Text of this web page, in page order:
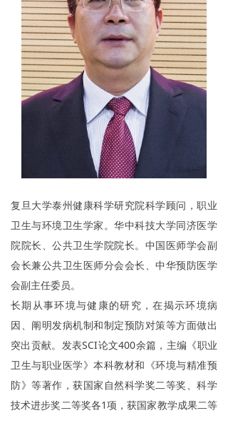
复旦大学泰州健康科学研究院科学顾问，职业
卫生与环境卫生学家。华中科技大学同济医学
院院长、公共卫生学院院长。中国医师学会副
会长兼公共卫生医师分会会长、中华预防医学
会副主任委员。
长期从事环境与健康的研究，在揭示环境病
因、阐明发病机制和制定预防对策等方面做出
突出贡献。发表SCI论文400余篇，主编《职业
卫生与职业医学》本科教材和《环境与精准预
防》等著作，获国家自然科学奖二等奖、科学
技术进步奖二等奖各1项，获国家教学成果二等